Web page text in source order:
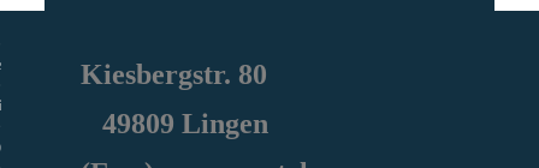
Sozialarbeit
Kiesbergstr. 80
49809 Lingen